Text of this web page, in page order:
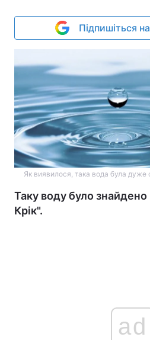
Підпишіться
Як виявилося, така вода була
Таку воду було знайдено
Крік".
ad